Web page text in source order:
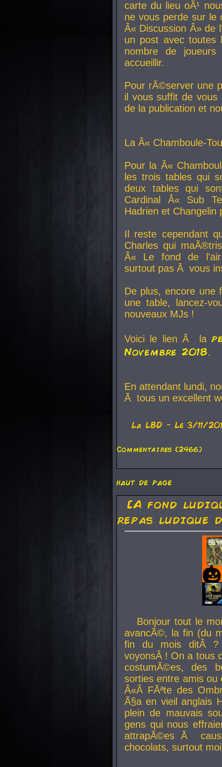
carte du lieu oÃ¹
ne vous perde sur le
Â« Discussion Â» de
un post avec toutes
nombre de
accueillir.
Pour rÃ©server une
il vous suffit de vous
de la publication et
La Â« Chamboule-
Pour la Â«
les trois tables qui
deux tables qui
Cardinal
Â« Sub
Hadrien et Changelin
Il reste cependant
Charles qui
Â« Le fond de
surtout pas Ã vous
De plus, encore une
une table, lancez-
nouveaux MJs !
Voici le lien Ã la
Novembre 2018.
En attendant lundi,
Ã tous un excellent
La LBD - Le 3/11/
Commentaires (2466)
haut de page
[A fond
repas ludique
Bonjour tout le
avancÃ©, la fin (du
fin du mois ditÂ ?
voyonsÂ ! On a tous
costumÃ©es, des
sorties entre amis
Â«Â FÃªte des
Ã§a en vieil anglais
plein de mauvais
gens qui nous
attrapÃ©es Ã
chocolats, surtout